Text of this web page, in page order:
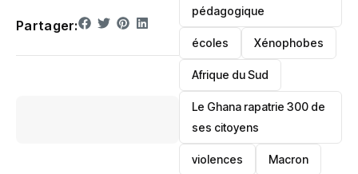
Partager:
pédagogique
écoles ‎Xénophobes
Afrique du Sud
Le Ghana rapatrie 300 de
ses citoyens
violences Macron